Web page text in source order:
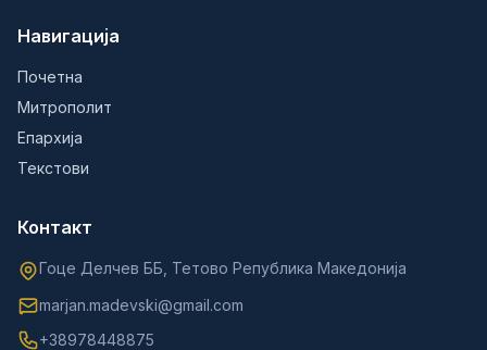
Навигација
Почетна
Митрополит
Епархија
Текстови
Контакт
Гоце Делчев ББ, Тетово Република Македонија
marjan.madevski@gmail.com
+38978448875